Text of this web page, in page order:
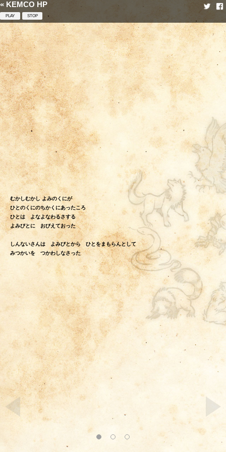
« KEMCO HP
むかしむかし よみのくにが
ひとのくにのちかくにあったころ
ひとは よなよなわるさする
よみびとに おびえておった
しんないさんは よみびとから ひとをまもらんとして
みつかいを つかわしなさった